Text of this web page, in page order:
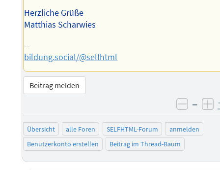
Herzliche Grüße
Matthias Scharwies
--
bildung.social/@selfhtml
Beitrag melden
–
Übersicht alle Foren SELFHTML-Forum
anmelden
Benutzerkonto erstellen
Beitrag im Thread-Baum